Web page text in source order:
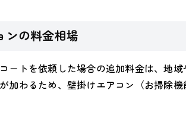
ンの料金相場
ートを依頼した場合の追加料金は、地
加わるため、壁掛けエアコン（お掃除